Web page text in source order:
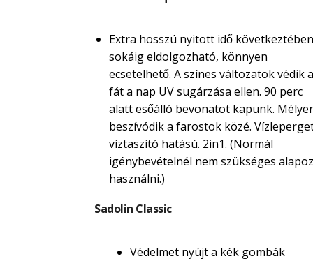
Extra hosszú nyitott idő következtében
sokáig eldolgozható, könnyen
ecsetelhető. A színes változatok védik a
fát a nap UV sugárzása ellen. 90 perc
alatt esőálló bevonatot kapunk.
beszívódik a farostok közé.
víztaszító hatású. 2in1. (Normál
igénybevételnél nem szükséges
használni.)
Sadolin Classic
Védelmet nyújt a kék gombák